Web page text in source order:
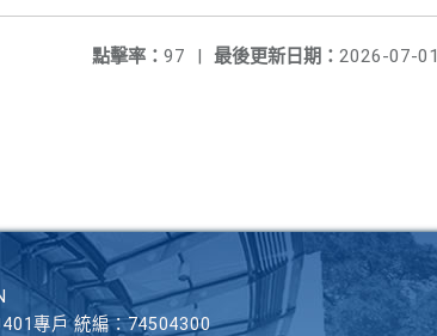
最後更新日期： 2026-07-01
點擊率： 97 |
專戶 統編：74504300